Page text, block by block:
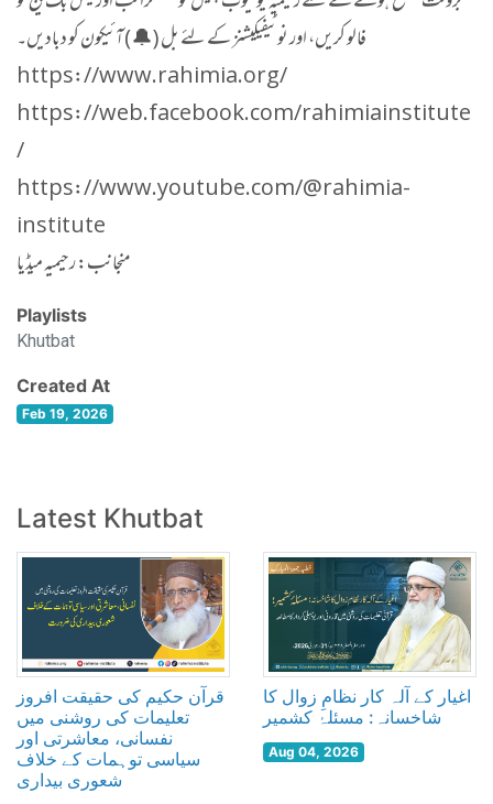
فالو کریں، اور نوٹیفیکیشنز کے لئے بل (🔔) آئیکون کو دبادیں۔
https://www.rahimia.org/
https://web.facebook.com/rahimiainstitute
/
https://www.youtube.com/@rahimia-
institute
منجانب: رحیمیہ میڈیا
Playlists
Khutbat
Created At
Feb 19, 2026
Latest Khutbat
قرآن حکیم کی حقیقت افروز
تعلیمات کی روشنی میں
نفسانی، معاشرتی اور
سیاسی توہمات کے خلاف
شعوری بیداری
اغیار کے آلہ کار نظامِ زوال کا
شاخسانہ: مسئلۂ کشمیر
Aug 04, 2026